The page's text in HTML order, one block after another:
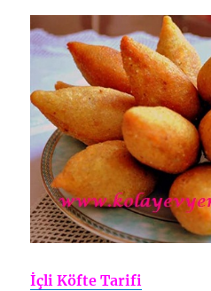
İçli Köfte Tarifi